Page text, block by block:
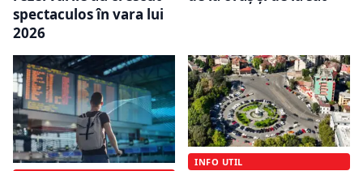
spectaculos în vara lui
2026
INFO UTIL